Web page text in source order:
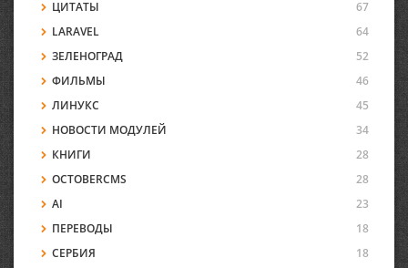
ЦИТАТЫ
67
LARAVEL
64
ЗЕЛЕНОГРАД
52
ФИЛЬМЫ
46
ЛИНУКС
45
НОВОСТИ МОДУЛЕЙ
34
КНИГИ
28
OCTOBERCMS
28
AI
23
ПЕРЕВОДЫ
18
СЕРБИЯ
18